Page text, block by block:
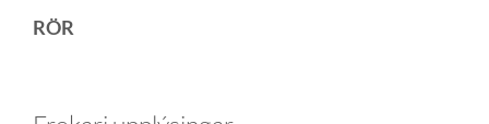
RÖR